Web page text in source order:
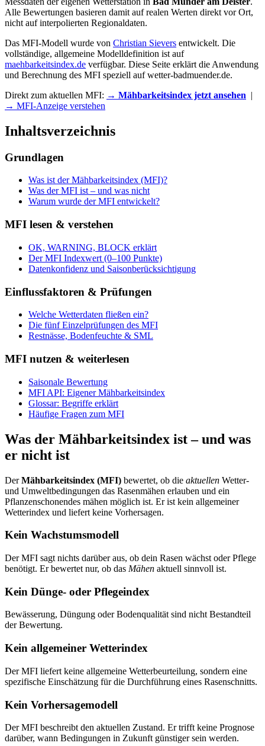
Alle Bewertungen basieren damit auf realen Werten direkt vor Ort,
nicht auf interpolierten Regionaldaten.
Das MFI-Modell wurde von Christian Sievers entwickelt. Die
vollständige, allgemeine Modelldefinition ist auf
maehbarkeitsindex.de verfügbar. Diese Seite erklärt die Anwendung
und Berechnung des MFI speziell auf wetter-badmuender.de.
Direkt zum aktuellen MFI: → Mähbarkeitsindex jetzt ansehen |
→ MFI-Anzeige verstehen
Inhaltsverzeichnis
Grundlagen
Was ist der Mähbarkeitsindex (MFI)?
Was der MFI ist – und was nicht
Warum wurde der MFI entwickelt?
MFI lesen & verstehen
OK, WARNING, BLOCK erklärt
Der MFI Indexwert (0–100 Punkte)
Datenkonfidenz und Saisonberücksichtigung
Einflussfaktoren & Prüfungen
Welche Wetterdaten fließen ein?
Die fünf Einzelprüfungen des MFI
Restnässe, Bodenfeuchte & SML
MFI nutzen & weiterlesen
Saisonale Bewertung
MFI API: Eigener Mähbarkeitsindex
Glossar: Begriffe erklärt
Häufige Fragen zum MFI
Was der Mähbarkeitsindex ist – und was
er nicht ist
DerMähbarkeitsindex (MFI) bewertet, ob die aktuellen Wetter-
und Umweltbedingungen das Rasenmähen erlauben und ein
Pflanzenschonendes mähen möglich ist. Er ist kein allgemeiner
Wetterindex und liefert keine Vorhersagen.
Kein Wachstumsmodell
Der MFI sagt nichts darüber aus, ob dein Rasen wächst oder Pflege
benötigt. Er bewertet nur, ob das Mähen aktuell sinnvoll ist.
Kein Dünge- oder Pflegeindex
Bewässerung, Düngung oder Bodenqualität sind nicht Bestandteil
der Bewertung.
Kein allgemeiner Wetterindex
Der MFI liefert keine allgemeine Wetterbeurteilung, sondern eine
spezifische Einschätzung für die Durchführung eines Rasenschnitts.
Kein Vorhersagemodell
Der MFI beschreibt den aktuellen Zustand. Er trifft keine Prognose
darüber, wann Bedingungen in Zukunft günstiger sein werden.